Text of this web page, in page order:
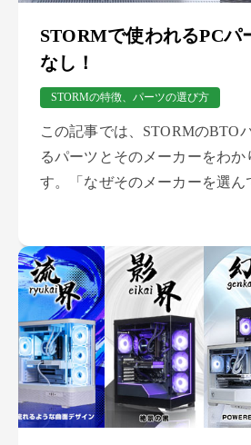
STORMで使われるPCパ
なし！
STORMの特徴、パーツの選び方
この記事では、STORMのBTO
るパーツとそのメーカーをわか
す。「なぜそのメーカーを選ん
心者が誤解しやすいポイント